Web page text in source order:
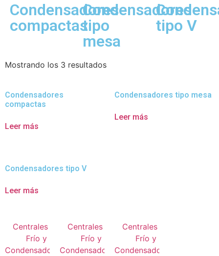
Condensadores
compactas
Condensadores
tipo
mesa
tipo V
Mostrando los 3 resultados
Condensadores
compactas
Leer más
Condensadores tipo mesa
Leer más
Condensadores tipo V
Leer más
Centrales de
Frío y
Condensadores,
Centrales de
Frío y
Condensadores,
Centrales de
Frío y
Condensadores